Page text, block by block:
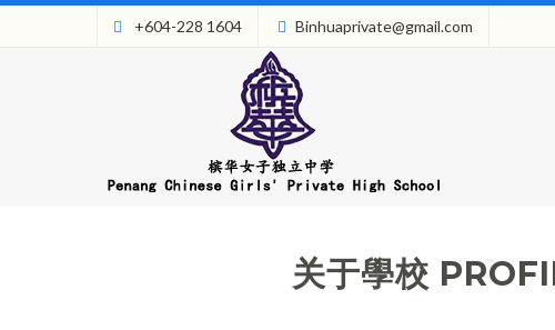
+604-228 1604 Binhuaprivate@gmail.com
关于學校